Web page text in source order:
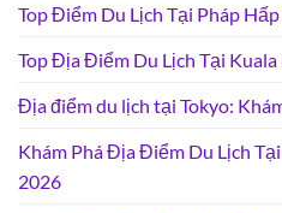
Top Điểm Du Lịch Tại Pháp
Top Địa Điểm Du Lịch Tại
Địa điểm du lịch tại Tokyo:
Khám Phá Địa Điểm Du Lịch
2026